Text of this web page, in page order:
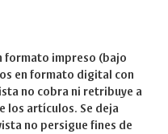
formato impreso (bajo
en formato digital con
no cobra ni retribuye a
los artículos. Se deja
no persigue fines de